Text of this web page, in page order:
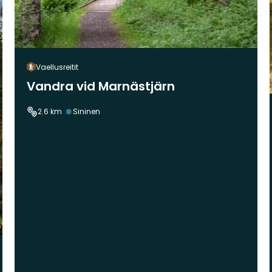
Vaellusreitit
Vandra vid Marnästjärn
2.6 km Vaikeustaso:
Sininen